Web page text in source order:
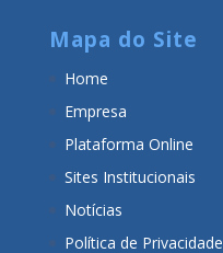
Mapa do Site
Home
Empresa
Plataforma Online
Sites Institucionais
Notícias
Política de Privacidade